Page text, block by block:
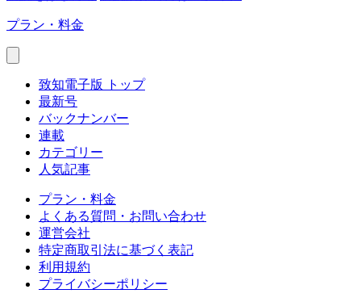
プラン・料金
致知電子版 トップ
最新号
バックナンバー
連載
カテゴリー
人気記事
プラン・料金
よくある質問・お問い合わせ
運営会社
特定商取引法に基づく表記
利用規約
プライバシーポリシー